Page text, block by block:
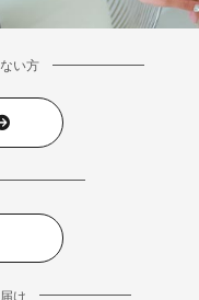
い方
け